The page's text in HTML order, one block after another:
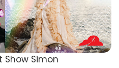
Show Simon